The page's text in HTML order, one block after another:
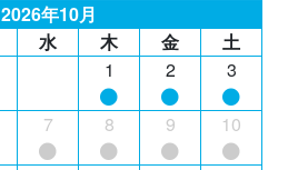
2026年10月
水 木 金
土
1
2 3
7 8 9 10